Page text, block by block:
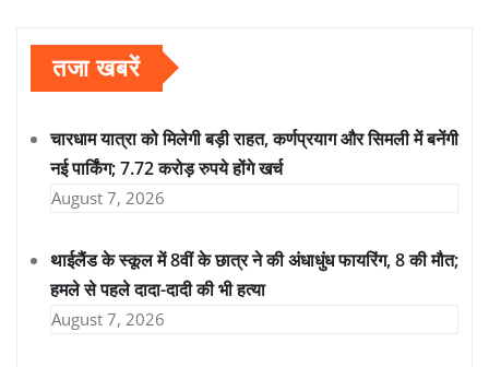
तजा खबरें
चारधाम यात्रा को मिलेगी बड़ी राहत, कर्णप्रयाग और सिमली में बनेंगी
नई पार्किंग; 7.72 करोड़ रुपये होंगे खर्च
August 7, 2026
थाईलैंड के स्कूल में 8वीं के छात्र ने की अंधाधुंध फायरिंग, 8 की मौत;
हमले से पहले दादा-दादी की भी हत्या
August 7, 2026